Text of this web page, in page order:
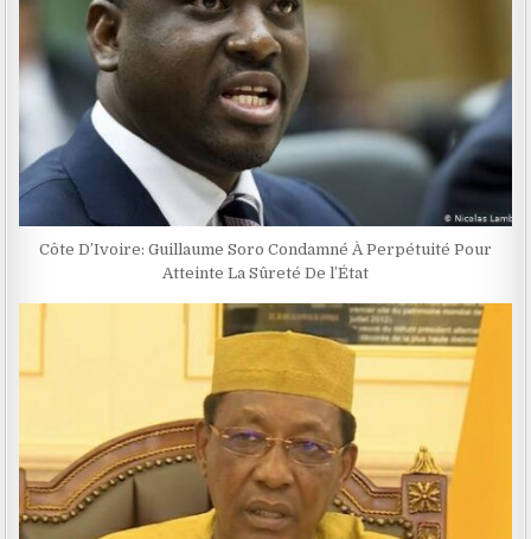
Côte D’Ivoire: Guillaume Soro Condamné À Perpétuité Pour
Atteinte La Sûreté De l’État